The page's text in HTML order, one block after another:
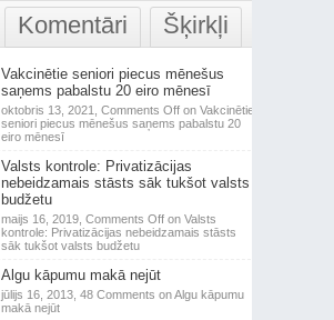
Komentāri Šķirkļi
Vakcinētie seniori piecus mēnešus
saņems pabalstu 20 eiro mēnesī
oktobris 13, 2021, Comments Offon Vakcinētie
seniori piecus mēnešus saņems pabalstu 20
eiro mēnesī
Valsts kontrole: Privatizācijas
nebeidzamais stāsts sāk tukšot valsts
budžetu
maijs 16, 2019, Comments Offon Valsts
kontrole: Privatizācijas nebeidzamais stāsts
sāk tukšot valsts budžetu
Algu kāpumu makā nejūt
jūlijs 16, 2013, 48 Comments on Algu kāpumu
makā nejūt